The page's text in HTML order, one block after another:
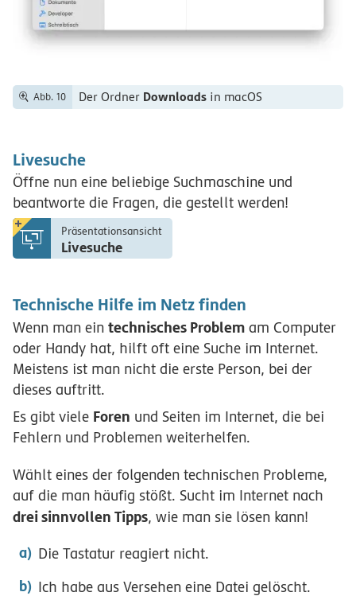
Abb. 10 Der Ordner Downloadsin macOS
Livesuche
Öffne nun eine beliebige Suchmaschine und
beantworte die Fragen, die gestellt werden!
Präsentationsansicht
Livesuche
Technische Hilfe im Netz finden
Wenn man ein technisches Problem am Computer
oder Handy hat, hilft oft eine Suche im Internet.
Meistens ist man nicht die erste Person, bei der
dieses auftritt.
Es gibt viele Foren und Seiten im Internet, die bei
Fehlern und Problemen weiterhelfen.
Wählt eines der folgenden technischen Probleme,
auf die man häufig stößt. Sucht im Internet nach
drei sinnvollen Tipps, wie man sie lösen kann!
Die Tastatur reagiert nicht.
Ich habe aus Versehen eine Datei gelöscht.